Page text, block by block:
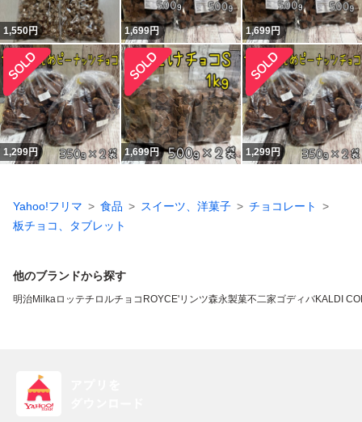
1,550円 1,699円 1,699円
1,299円 1,699円 1,299円
Yahoo!フリマ 食品 スイーツ、洋菓子
チョコレート
板チョコ、タブレット
他のブランドから探す
明治Milkaロッテチロルチョコ ROYCE'リンツ森永製菓不二家ゴディバKALDI